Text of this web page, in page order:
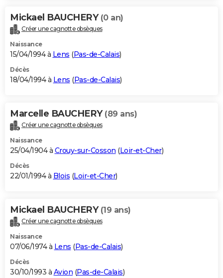
Mickael BAUCHERY (0 an)
Créer une cagnotte obsèques
Naissance
15/04/1994 à Lens (Pas-de-Calais)
Décès
18/04/1994 à Lens (Pas-de-Calais)
Marcelle BAUCHERY (89 ans)
Créer une cagnotte obsèques
Naissance
25/04/1904 à Crouy-sur-Cosson (Loir-et-Cher)
Décès
22/01/1994 à Blois (Loir-et-Cher)
Mickael BAUCHERY (19 ans)
Créer une cagnotte obsèques
Naissance
07/06/1974 à Lens (Pas-de-Calais)
Décès
30/10/1993 à Avion (Pas-de-Calais)